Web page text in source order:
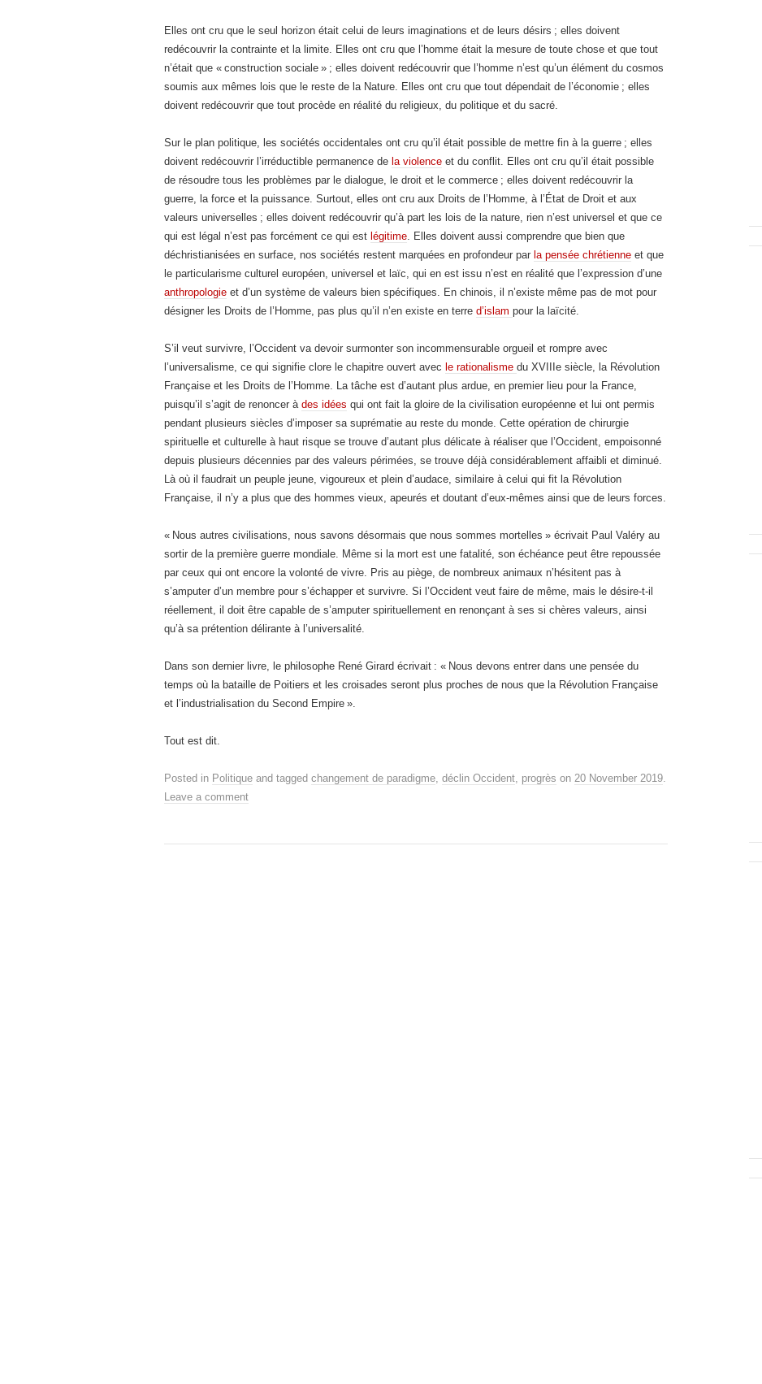
Elles ont cru que le seul horizon était celui de leurs imaginations et de leurs désirs ; elles doivent
redécouvrir la contrainte et la limite. Elles ont cru que l’homme était la mesure de toute chose et que tout
n’était que « construction sociale » ; elles doivent redécouvrir que l’homme n’est qu’un élément du cosmos
soumis aux mêmes lois que le reste de la Nature. Elles ont cru que tout dépendait de l’économie ; elles
doivent redécouvrir que tout procède en réalité du religieux, du politique et du sacré.
Sur le plan politique, les sociétés occidentales ont cru qu’il était possible de mettre fin à la guerre ; elles
doivent redécouvrir l’irréductible permanence de la violence et du conflit. Elles ont cru qu’il était possible
de résoudre tous les problèmes par le dialogue, le droit et le commerce ; elles doivent redécouvrir la
guerre, la force et la puissance. Surtout, elles ont cru aux Droits de l’Homme, à l’État de Droit et aux
valeurs universelles ; elles doivent redécouvrir qu’à part les lois de la nature, rien n’est universel et que ce
qui est légal n’est pas forcément ce qui est légitime . Elles doivent aussi comprendre que bien que
déchristianisées en surface, nos sociétés restent marquées en profondeur par la pensée chrétienne et que
le particularisme culturel européen, universel et laïc, qui en est issu n’est en réalité que l’expression d’une
anthropologie et d’un système de valeurs bien spécifiques. En chinois, il n’existe même pas de mot pour
désigner les Droits de l’Homme, pas plus qu’il n’en existe en terre d’islam pour la laïcité.
S’il veut survivre, l’Occident va devoir surmonter son incommensurable orgueil et rompre avec
l’universalisme, ce qui signifie clore le chapitre ouvert avec le rationalisme du XVIIIe siècle, la Révolution
Française et les Droits de l’Homme. La tâche est d’autant plus ardue, en premier lieu pour la France,
puisqu’il s’agit de renoncer à des idées qui ont fait la gloire de la civilisation européenne et lui ont permis
pendant plusieurs siècles d’imposer sa suprématie au reste du monde. Cette opération de chirurgie
spirituelle et culturelle à haut risque se trouve d’autant plus délicate à réaliser que l’Occident, empoisonné
depuis plusieurs décennies par des valeurs périmées, se trouve déjà considérablement affaibli et diminué.
Là où il faudrait un peuple jeune, vigoureux et plein d’audace, similaire à celui qui fit la Révolution
Française, il n’y a plus que des hommes vieux, apeurés et doutant d’eux-mêmes ainsi que de leurs forces.
« Nous autres civilisations, nous savons désormais que nous sommes mortelles » écrivait Paul Valéry au
sortir de la première guerre mondiale. Même si la mort est une fatalité, son échéance peut être repoussée
par ceux qui ont encore la volonté de vivre. Pris au piège, de nombreux animaux n’hésitent pas à
s’amputer d’un membre pour s’échapper et survivre. Si l’Occident veut faire de même, mais le désire-t-il
réellement, il doit être capable de s’amputer spirituellement en renonçant à ses si chères valeurs, ainsi
qu’à sa prétention délirante à l’universalité.
Dans son dernier livre, le philosophe René Girard écrivait : « Nous devons entrer dans une pensée du
temps où la bataille de Poitiers et les croisades seront plus proches de nous que la Révolution Française
et l’industrialisation du Second Empire ».
Tout est dit.
Posted in Politique and tagged changement de paradigme déclin Occident progrès on 20 November 2019
Leave a comment